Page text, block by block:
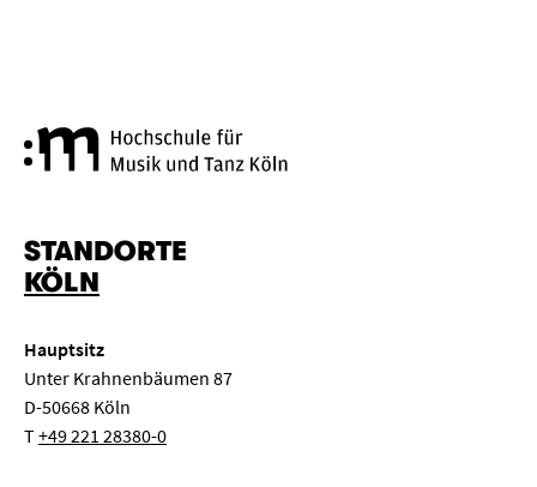
STANDORTE
KÖLN
Hauptsitz
Unter Krahnenbäumen 87
D-50668 Köln
T+49 221 28380-0